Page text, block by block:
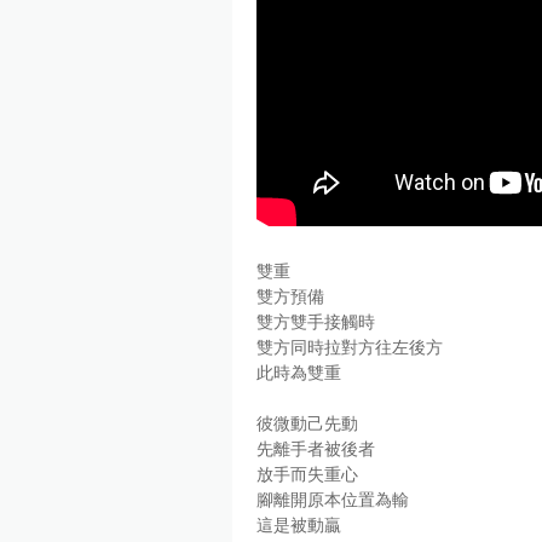
雙重
雙方預備
雙方雙手接觸時
雙方同時拉對方往左後方
此時為雙重
彼微動己先動
先離手者被後者
放手而失重心
腳離開原本位置為輸
這是被動贏